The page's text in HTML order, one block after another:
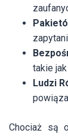
takie
Ludzi
Chociaż są